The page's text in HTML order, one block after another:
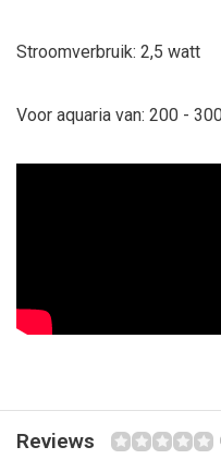
Stroomverbruik: 2,5 watt
Voor aquaria van: 200 -
Reviews